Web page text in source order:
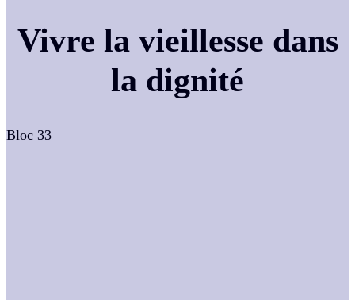
Vivre la vieillesse dans
la dignité
Bloc 33